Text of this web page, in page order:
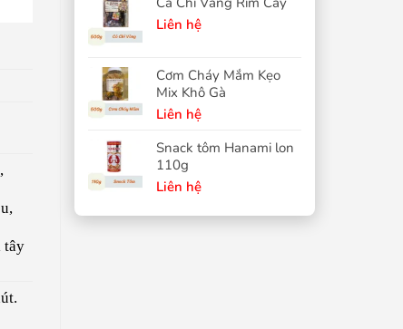
Liên hệ
Cơm Cháy Mắm Kẹo
Mix Khô Gà
Liên hệ
Snack tôm Hanami lon
110g
Liên hệ
tây